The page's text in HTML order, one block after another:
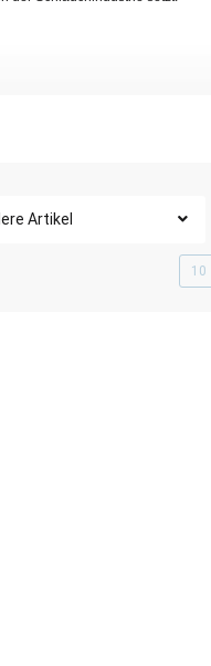
Artikel
10